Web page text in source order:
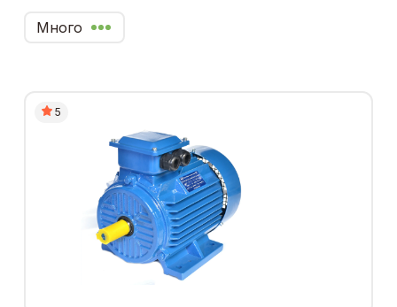
Много
5